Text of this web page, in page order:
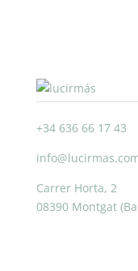
+34 636 66 17 43
Carrer Horta, 2
08390 Montgat